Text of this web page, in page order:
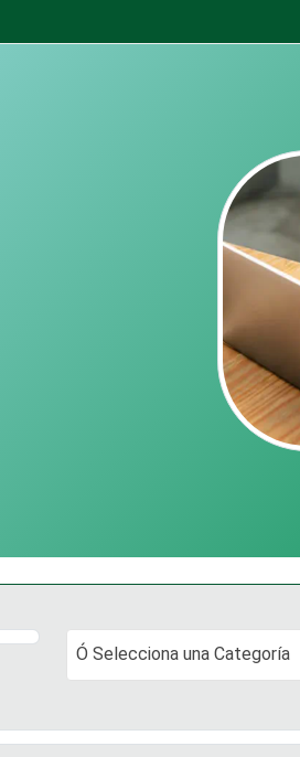
Ó Selecciona una Categoría
Ó Selecciona una Categoría
un Municipio